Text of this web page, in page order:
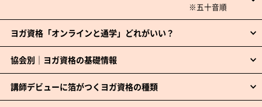
ヨガ資格「オンラインと通学」どれがいい？
協会別｜ヨガ資格の基礎情報
講師デビューに箔がつくヨガ資格の種類